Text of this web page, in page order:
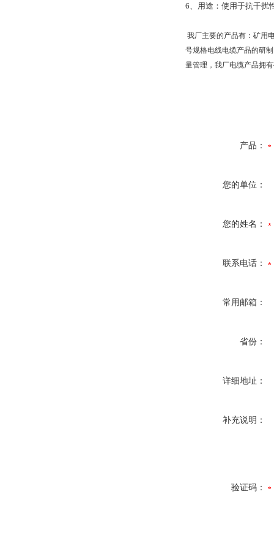
6、用途：使用于抗干扰
我厂主要的产品有：矿用
号规格电线电缆产品的研
量管理，我厂电缆产品拥
产品：
您的单位：
您的姓名：
联系电话：
常用邮箱：
省份：
详细地址：
补充说明：
验证码：